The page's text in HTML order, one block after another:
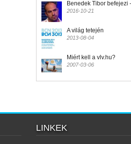
Benedek Tibor befejezi
2016-10-21
A világ tetején
2013-08-04
Miért kell a vlv.hu?
2007-03-06
LINKEK